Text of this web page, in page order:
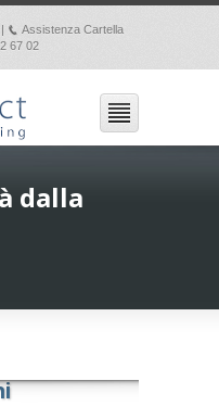
p
Assistenza Cartella
67 02
dalla